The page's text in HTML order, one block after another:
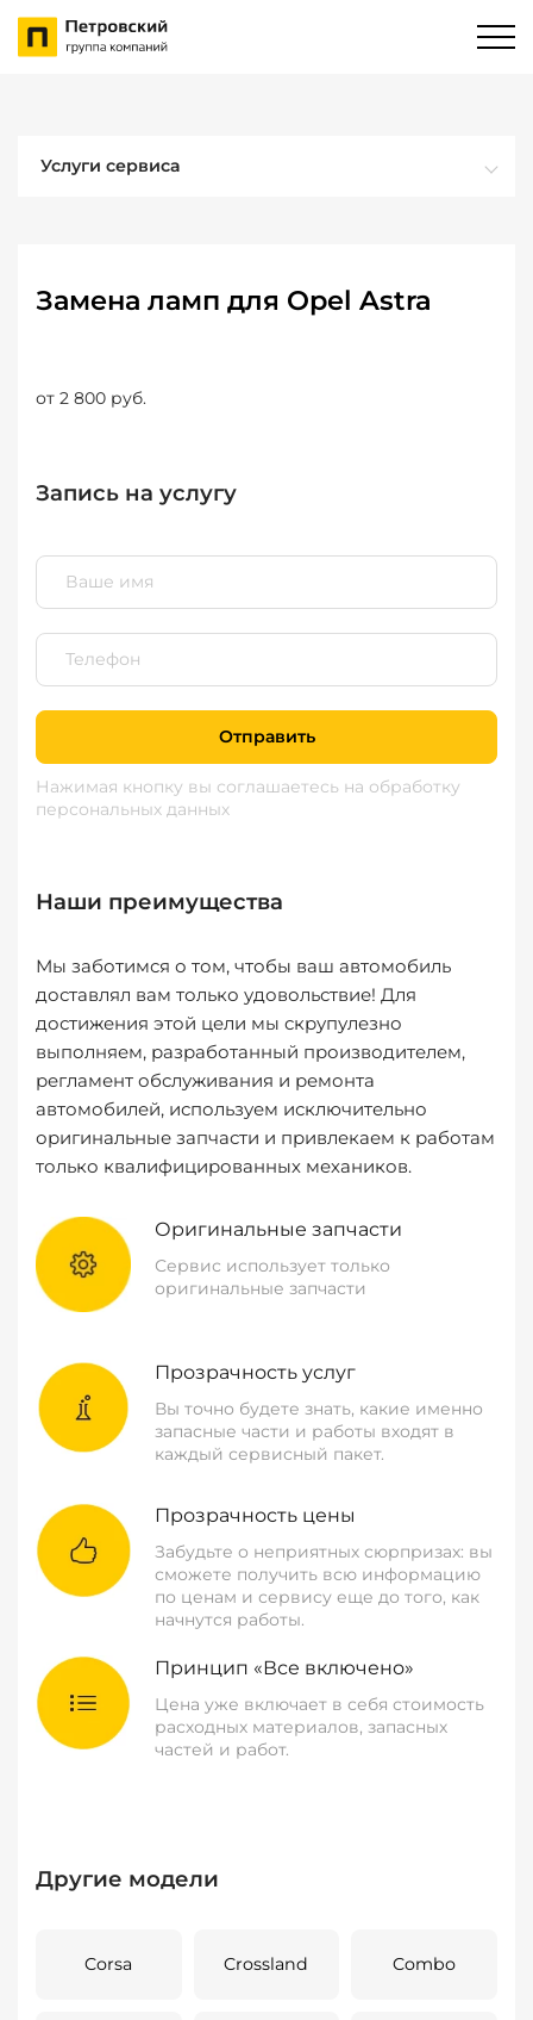
Услуги сервиса
Замена ламп для Opel Astra
от 2 800 руб.
Запись на услугу
Отправить
Нажимая кнопку вы соглашаетесь на обработку
персональных данных
Наши преимущества
Мы заботимся о том, чтобы ваш автомобиль
доставлял вам только удовольствие! Для
достижения этой цели мы скрупулезно
выполняем, разработанный производителем,
регламент обслуживания и ремонта
автомобилей, используем исключительно
оригинальные запчасти и привлекаем к работам
только квалифицированных механиков.
Оригинальные запчасти
Сервис использует только
оригинальные запчасти
Прозрачность услуг
Вы точно будете знать, какие именно
запасные части и работы входят в
каждый сервисный пакет.
Прозрачность цены
Забудьте о неприятных сюрпризах: вы
сможете получить всю информацию
по ценам и сервису еще до того, как
начнутся работы.
Принцип «Все включено»
Цена уже включает в себя стоимость
расходных материалов, запасных
частей и работ.
Другие модели
Corsa Crossland Combo